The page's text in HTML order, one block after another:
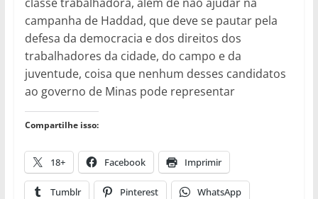
campanha de Haddad, que deve se pautar pela
defesa da democracia e dos direitos dos
trabalhadores da cidade, do campo e da
juventude, coisa que nenhum desses candidatos
ao governo de Minas pode representar
Compartilhe isso:
18+ Facebook Imprimir
Tumblr Pinterest WhatsApp